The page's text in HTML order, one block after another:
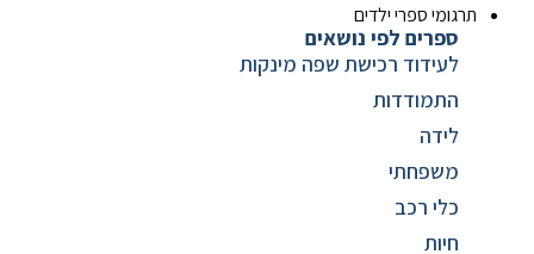
ספרי ילדים
ספרים לפי נושאים
לעידוד רכישת שפה מינקות
התמודדות